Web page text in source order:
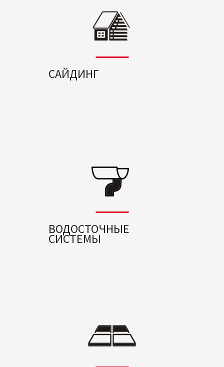
САЙДИНГ
ВОДОСТОЧНЫЕ
СИСТЕМЫ